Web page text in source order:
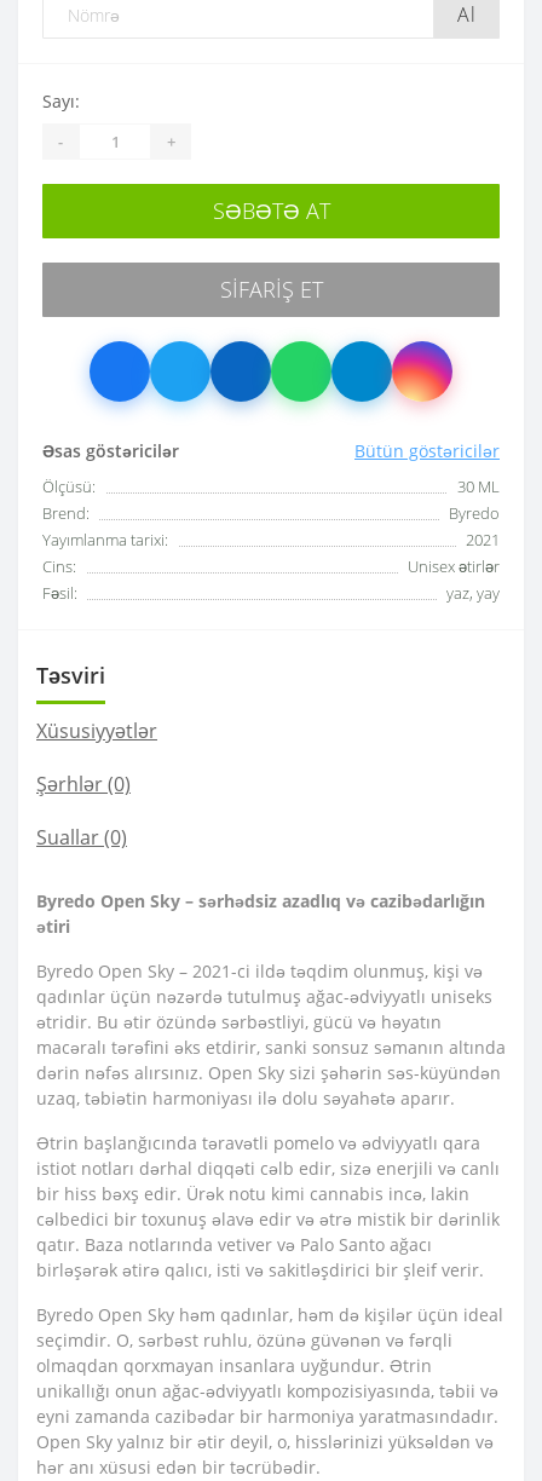
Al
Əsas göstəricilər Bütün göstəricilər
Ölçüsü:
30 ML
Brend:
Byredo
Yayımlanma tarixi:
2021
Cins:
Unisex ətirlər
Fəsil:
yaz, yay
Sayı:
- +
SƏBƏTƏ AT
SIFARIŞ ET
Təsviri
Xüsusiyyətlər
Şərhlər (0)
Suallar(0)
Byredo Open Sky – sərhədsiz azadlıq və cazibədarlığın
ətiri
Byredo Open Sky – 2021-ci ildə təqdim olunmuş, kişi və
qadınlar üçün nəzərdə tutulmuş ağac-ədviyyatlı uniseks
ətridir. Bu ətir özündə sərbəstliyi, gücü və həyatın
macəralı tərəfini əks etdirir, sanki sonsuz səmanın altında
dərin nəfəs alırsınız. Open Sky sizi şəhərin səs-küyündən
uzaq, təbiətin harmoniyası ilə dolu səyahətə aparır.
Ətrin başlanğıcında təravətli pomelo və ədviyyatlı qara
istiot notları dərhal diqqəti cəlb edir, sizə enerjili və canlı
bir hiss bəxş edir. Ürək notu kimi cannabis incə, lakin
cəlbedici bir toxunuş əlavə edir və ətrə mistik bir dərinlik
qatır. Baza notlarında vetiver və Palo Santo ağacı
birləşərək ətirə qalıcı, isti və sakitləşdirici bir şleif verir.
Byredo Open Sky həm qadınlar, həm də kişilər üçün ideal
seçimdir. O, sərbəst ruhlu, özünə güvənən və fərqli
olmaqdan qorxmayan insanlara uyğundur. Ətrin
unikallığı onun ağac-ədviyyatlı kompozisiyasında, təbii və
eyni zamanda cazibədar bir harmoniya yaratmasındadır.
Open Sky yalnız bir ətir deyil, o, hisslərinizi yüksəldən və
hər anı xüsusi edən bir təcrübədir.